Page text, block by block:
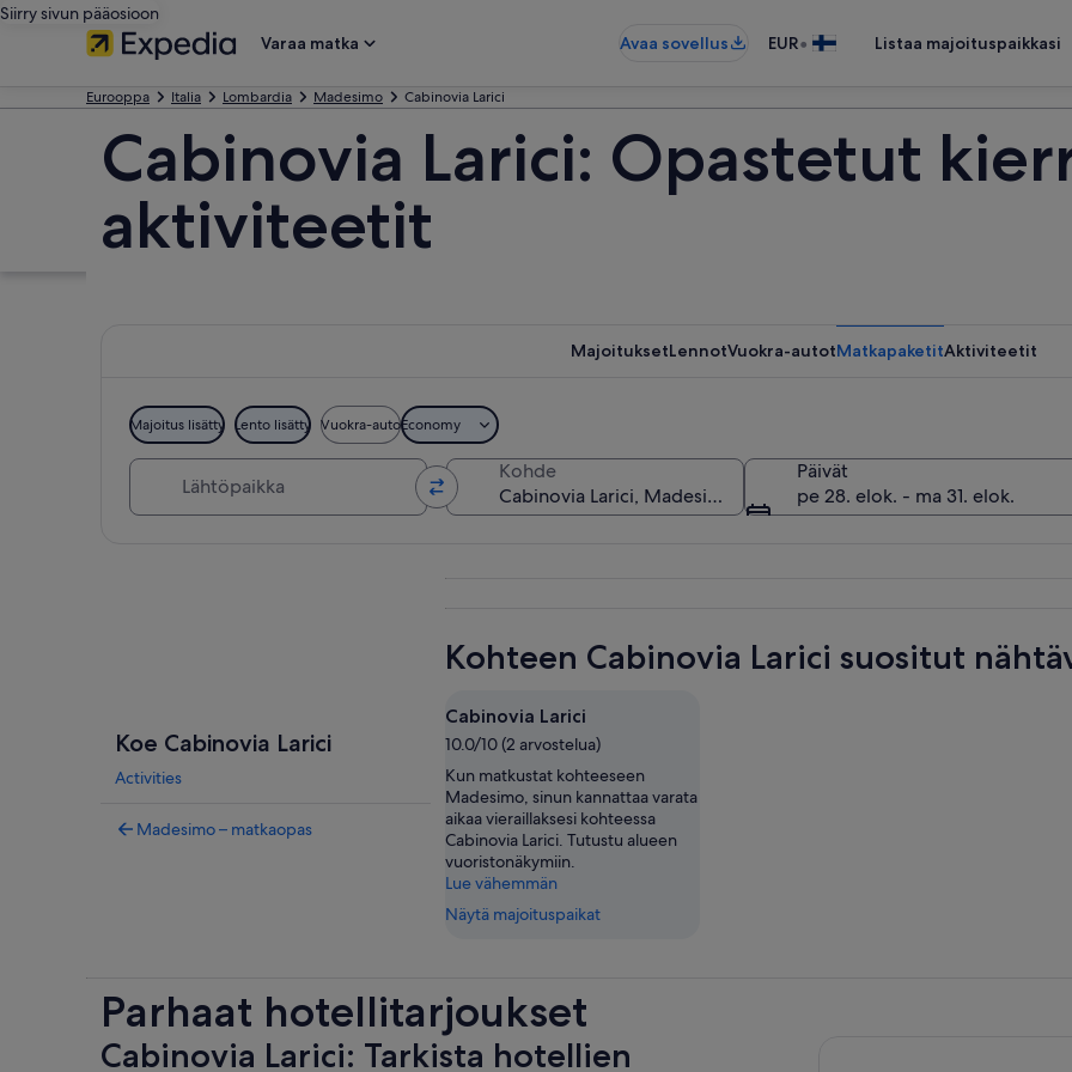
Siirry sivun pääosioon
Varaa matka
Avaa sovellus EUR• Listaa majoituspaikkasi
Eurooppa Italia Lombardia Madesimo Cabinovia Larici
Cabinovia Larici: Opastetut
aktiviteetit
MajoituksetLennotVuokra-autotMatkapaketitAktiviteetit
Majoitus lisätty Lento lisätty Vuokra-autoEconomy
Kohde
Päivät
pe 28. elok. - ma 31. elok.
Koe Cabinovia Larici
Activities
Madesimo – matkaopas
Kohteen Cabinovia Larici suositut
Cabinovia Larici
10.0/10 (2 arvostelua)
Kun matkustat kohteeseen
Madesimo, sinun kannattaa varata
aikaa vieraillaksesi kohteessa
Cabinovia Larici. Tutustu alueen
vuoristonäkymiin.
Lue vähemmän
Näytä majoituspaikat
Parhaat hotellitarjoukset
Cabinovia Larici: Tarkista hotellien